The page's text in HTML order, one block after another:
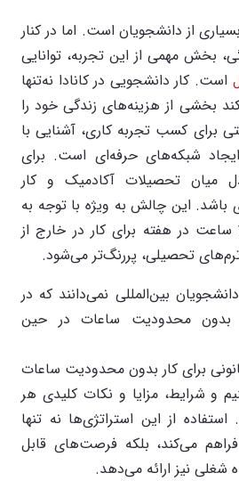
از دانشجویان است. اما در کنار
بخش مهمی از این تجربه، توانایی
است. کار دانشجویی در کانادا نه‌تنها
بخشی از هزینه‌های زندگی خود را
برای کسب تجربه کاری، آشنایی با
شبکه‌های حرفه‌ای است. برای
میان تحصیلات آکادمیک و کار
این چالش به ویژه با توجه به
محدودیت استاندارد ۲۴ ساعت در هفته برای کار در خارج از
تحصیلی، پررنگ‌تر می‌شود.
بین‌المللی نمی‌دانند که در
بدون محدودیت ساعات در حین
برای کار بدون محدودیت ساعات
و شرایط، مزایا و نکات کلیدی هر
از این استراتژی‌ها نه تنها
می‌کند، بلکه فرصت‌های قابل
شغلی نیز ارائه می‌دهد.